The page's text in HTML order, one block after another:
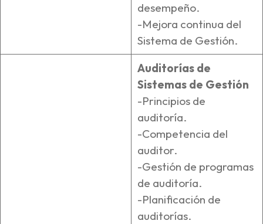
desempeño.
-Mejora continua del
Sistema de Gestión.
Auditorías de
Sistemas de Gestión
-Principios de
auditoría.
-Competencia del
auditor.
-Gestión de programas
de auditoría.
-Planificación de
auditorías.